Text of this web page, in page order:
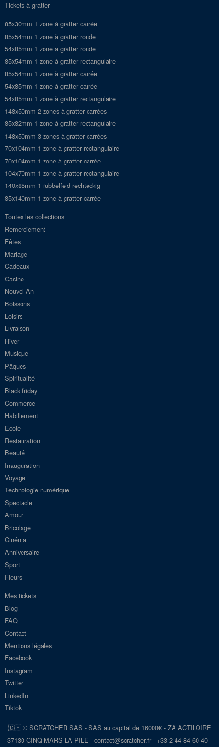
Tickets à gratter
85x30mm 1 zone à gratter carrée
85x54mm 1 zone à gratter ronde
54x85mm 1 zone à gratter ronde
85x54mm 1 zone à gratter rectangulaire
85x54mm 1 zone à gratter carrée
54x85mm 1 zone à gratter carrée
54x85mm 1 zone à gratter rectangulaire
148x50mm 2 zones à gratter carrées
85x82mm 1 zone à gratter rectangulaire
148x50mm 3 zones à gratter carrées
70x104mm 1 zone à gratter rectangulaire
70x104mm 1 zone à gratter carrée
104x70mm 1 zone à gratter rectangulaire
140x85mm 1 rubbelfeld rechteckig
85x140mm 1 zone à gratter carrée
Toutes les collections
Remerciement
Fêtes
Mariage
Cadeaux
Casino
Nouvel An
Boissons
Loisirs
Livraison
Hiver
Musique
Pâques
Spiritualité
Black friday
Commerce
Habillement
Ecole
Restauration
Beauté
Inauguration
Voyage
Technologie numérique
Spectacle
Amour
Bricolage
Cinéma
Anniversaire
Sport
Fleurs
Mes tickets
Blog
FAQ
Contact
Mentions légales
Facebook
Instagram
Twitter
LinkedIn
Tiktok
🇨🇵 © SCRATCHER SAS - SAS au capital de 16000€ - ZA ACTILOIRE
37130 CINQ MARS LA PILE - contact@scratcher.fr - +33 2 44 84 60 40 -